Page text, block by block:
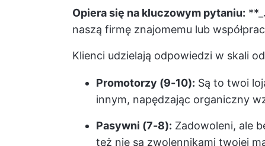
Opiera się na kluczowym pytaniu:
naszą firmę znajomemu lub
Klienci udzielają odpowiedzi w skali
Promotorzy (9-10): Są to twoi
innym, napędzając organiczny
Pasywni (7-8): Zadowoleni, ale
też nie są zwolennikami twojej